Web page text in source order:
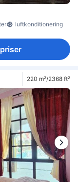
luftkonditionering
220 m²/2368 ft²